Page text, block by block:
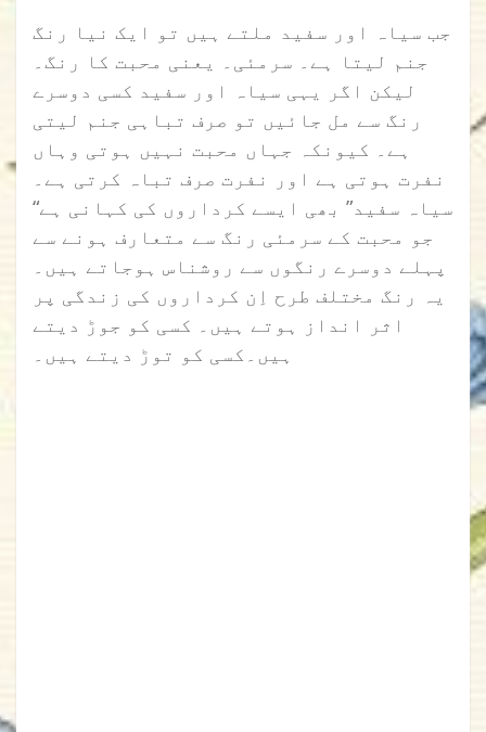
جب سیاہ اور سفید ملتے ہیں تو ایک نیا رنگ
جنم لیتا ہے۔ سرمئی۔ یعنی محبت کا رنگ۔
لیکن اگر یہی سیاہ اور سفید کسی دوسرے
رنگ سے مل جائیں تو صرف تباہی جنم لیتی
ہے۔ کیونکہ جہاں محبت نہیں ہوتی وہاں
نفرت ہوتی ہے اور نفرت صرف تباہ کرتی ہے۔
“سیاہ سفید” بھی ایسے کرداروں کی کہانی ہے
جو محبت کے سرمئی رنگ سے متعارف ہونے سے
پہلے دوسرے رنگوں سے روشناس ہوجاتے ہیں۔
یہ رنگ مختلف طرح اِن کرداروں کی زندگی پر
اثر انداز ہوتے ہیں۔ کسی کو جوڑ دیتے
ہیں۔کسی کو توڑ دیتے ہیں۔